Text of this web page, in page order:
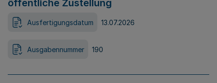
öffentliche Zustellung
Ausfertigungsdatum 13.07.2026
Ausgabennummer 190